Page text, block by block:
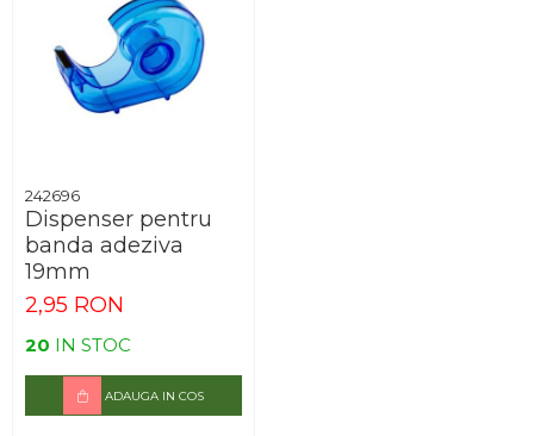
242696
Dispenser pentru
banda adeziva
19mm
2,95 RON
20 IN STOC
ADAUGA IN COS